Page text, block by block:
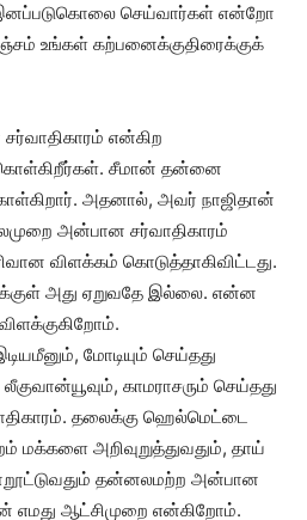
செய்வார்கள் என்றோ
உங்கள் கற்பனைக்குதிரைக்குக்
என்கிற
கொள்கிறீர்கள். சீமான் தன்னை
அதனால், அவர் நாஜிதான்
அன்பான சர்வாதிகாரம்
விளக்கம் கொடுத்தாகிவிட்டது.
அது ஏறுவதே இல்லை. என்ன
மோடியும் செய்தது
காமராசரும் செய்தது
தலைக்கு ஹெல்மெட்டை
மக்களை அறிவுறுத்துவதும், தாய்
தன்னலமற்ற அன்பான
எமது ஆட்சிமுறை என்கிறோம்.